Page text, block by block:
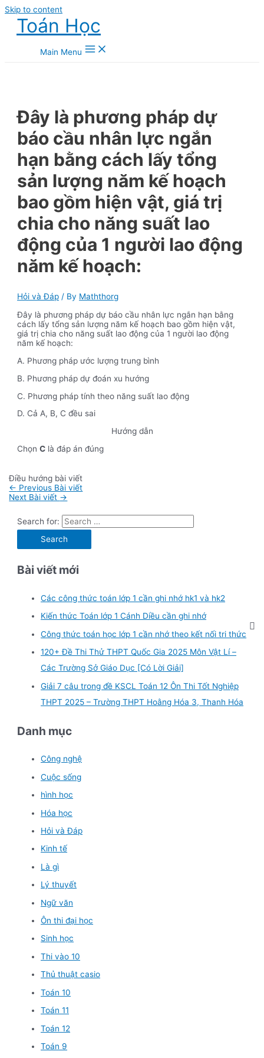
Skip to content
Toán Học
Main Menu
Đây là phương pháp dự
báo cầu nhân lực ngắn
hạn bằng cách lấy tổng
sản lượng năm kế hoạch
bao gồm hiện vật, giá trị
chia cho năng suất lao
động của 1 người lao động
năm kế hoạch:
Hỏi và Đáp / By Maththorg
Đây là phương pháp dự báo cầu nhân lực ngắn hạn bằng
cách lấy tổng sản lượng năm kế hoạch bao gồm hiện vật,
giá trị chia cho năng suất lao động của 1 người lao động
năm kế hoạch:
A. Phương pháp ước lượng trung bình
B. Phương pháp dự đoán xu hướng
C. Phương pháp tính theo năng suất lao động
D. Cả A, B, C đều sai
Hướng dẫn
ChọnC là đáp án đúng
Điều hướng bài viết
← Previous Bài viết
Next Bài viết →
Search for:
Bài viết mới
Các công thức toán lớp 1 cần ghi nhớ hk1 và hk2
Kiến thức Toán lớp 1 Cánh Diều cần ghi nhớ
Công thức toán học lớp 1 cần nhớ theo kết nối tri thức
120+ Đề Thi Thử THPT Quốc Gia 2025 Môn Vật Lí –
Các Trường Sở Giáo Dục [Có Lời Giải]
Giải 7 câu trong đề KSCL Toán 12 Ôn Thi Tốt Nghiệp
THPT 2025 – Trường THPT Hoằng Hóa 3, Thanh Hóa
Danh mục
Công nghệ
Cuộc sống
hình học
Hóa học
Hỏi và Đáp
Kinh tế
Là gì
Lý thuyết
Ngữ văn
Ôn thi đại học
Sinh học
Thi vào 10
Thủ thuật casio
Toán 10
Toán 11
Toán 12
Toán 9